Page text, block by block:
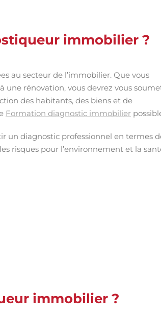
immobilier ?
au secteur de l’immobilier. Que vous
une rénovation, vous devrez vous
des habitants, des biens et de
Formation diagnostic immobilier
un diagnostic professionnel en termes
risques pour l’environnement et la
immobilier ?